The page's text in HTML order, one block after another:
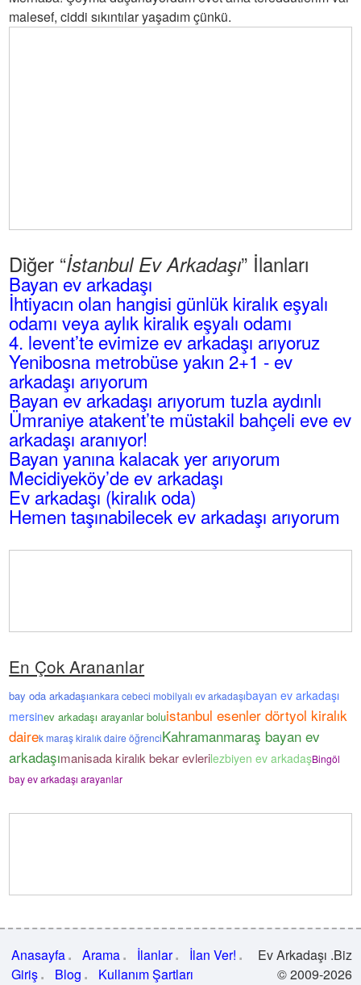
malesef, ciddi sıkıntılar yaşadım çünkü.
Diğer “İstanbul Ev Arkadaşı” İlanları
Bayan ev arkadaşı
İhtiyacın olan hangisi günlük kiralık eşyalı
odamı veya aylık kiralık eşyalı odamı
4. levent’te evimize ev arkadaşı arıyoruz
Yenibosna metrobüse yakın 2+1 - ev
arkadaşı arıyorum
Bayan ev arkadaşı arıyorum tuzla aydınlı
Ümraniye atakent’te müstakil bahçeli eve ev
arkadaşı aranıyor!
Bayan yanına kalacak yer arıyorum
Mecidiyeköy’de ev arkadaşı
Ev arkadaşı (kiralık oda)
Hemen taşınabilecek ev arkadaşı arıyorum
En Çok Arananlar
bay oda arkadaşıankara cebeci mobilyalı ev arkadaşıbayan ev arkadaşı
mersinev arkadaşı arayanlar boluistanbul esenler dörtyol kiralık
dairek maraş kiralık daire öğrenciKahramanmaraş bayan ev
arkadaşımanisada kiralık bekar evlerilezbiyen ev arkadaşBingöl
bay ev arkadaşı arayanlar
Anasayfa Arama İlanlar
İlan Ver!
Giriş
Blog Kullanım Şartları
Ev Arkadaşı .Biz
© 2009-2026